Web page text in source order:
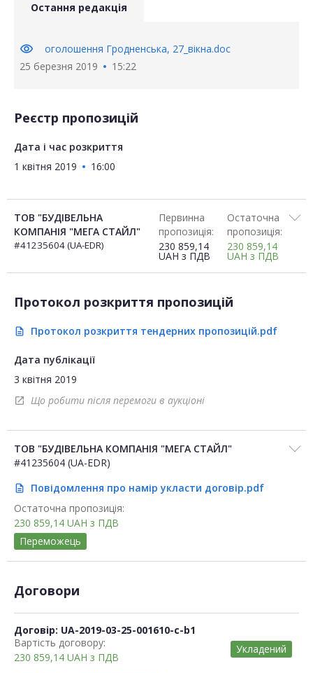
Остання редакція
visibility
оголошення Гродненська, 27_вікна.doc
25 березня 2019
15:22
Реєстр пропозицій
Дата і час розкриття
1 квітня 2019
16:00
ТОВ "БУДІВЕЛЬНА
КОМПАНІЯ "МЕГА СТАЙЛ"
#41235604 (UA-EDR)
Первинна
пропозиція:
230 859,14
UAH з ПДВ
Остаточна
пропозиція:
230 859,14
UAH з ПДВ
Протокол розкриття пропозицій
description Протокол розкриття тендерних пропозицій.pdf
Дата публікації
3 квітня 2019
open_in_new Що робити після перемоги в аукціоні
ТОВ "БУДІВЕЛЬНА КОМПАНІЯ "МЕГА СТАЙЛ"
#41235604 (UA-EDR)
description
Повідомлення про намір укласти договір.pdf
Остаточна пропозиція:
230 859,14 UAH з ПДВ
Переможець
Договори
Договір: UA-2019-03-25-001610-c-b1
Вартість договору:
230 859,14 UAH з ПДВ
Укладений